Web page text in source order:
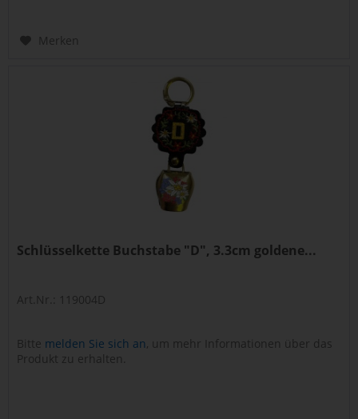
Merken
Schlüsselkette Buchstabe "D", 3.3cm goldene...
Art.Nr.: 119004D
Bitte melden Sie sich an, um mehr Informationen über das
Produkt zu erhalten.